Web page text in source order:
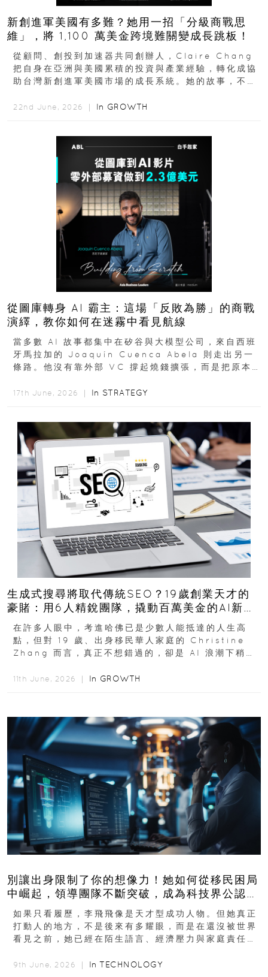
新創進軍美國有多難？她用一招「分級商戰思
維」，將 1,100 萬美金跨境難關變成長跳板！
從顧問、創投到加速器共同創辦人，Claire Chang
把自身在亞洲與美國累積的投資與產業經驗，轉化成協
助台灣新創進軍美國市場的成長系統。她的故事，不只
22nd June, 2026 ｜ In GROWTH
從圖庫轉身 AI 霸主：這場「反敗為勝」的商戰
演繹，教你如何在迷霧中看見航線
當多數 AI 故事都集中在矽谷與大模型公司，來自西班
牙馬拉加的 Joaquín Cuenca Abela 則走出另一
條路。他沒有靠外部 VC 撐起燒錢擴張，而是把原本
17th June, 2026 ｜ In STRATEGY
生成式搜尋將取代傳統SEO？19歲創業天才的
豪賭：用6人精銳團隊，撬動百萬美金的AI新商
機
在許多人眼中，考進哈佛已是少數人能抵達的人生高
點，但對 19 歲、出身移民華人家庭的 Christine
Zhang 而言，真正不想錯過的，卻是 AI 浪潮下稍縱
11th June, 2026 ｜ In GROWTH
別讓出身限制了你的想像力！她如何從移民困局
中崛起，領導團隊不斷突破，成為科技界公認的
「教母」？
如果只看履歷，李飛飛像是天才型成功人物。但她真正
打動人的地方，不是後來有多耀眼，而是在還沒被世界
看見之前，她已經在陌生語言、經濟壓力與家庭責任之
西...
9th June, 2026 ｜ In TECHNOLOGY